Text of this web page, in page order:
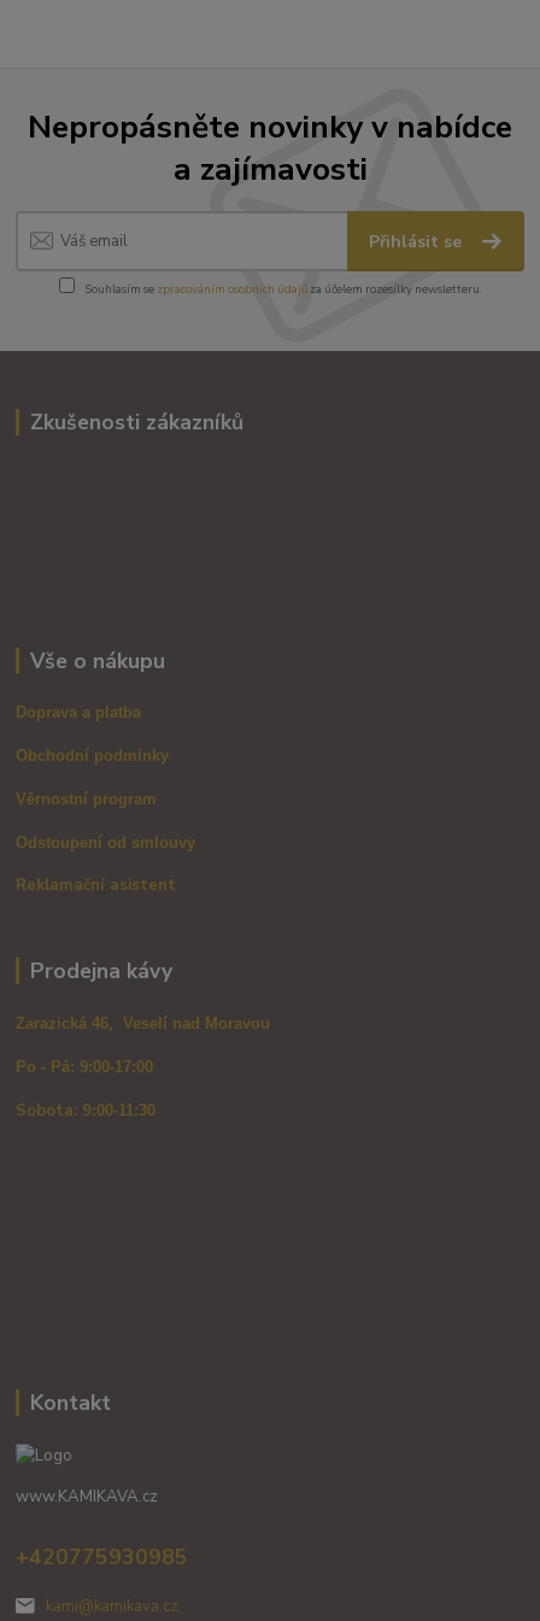
Nepropásněte novinky v nabídce
a zajímavosti
Přihlásit se
Souhlasím se zpracováním osobních údajůza účelem rozesílky newsletteru.
Zkušenosti zákazníků
Vše o nákupu
Doprava a platba
Obchodní podmínky
Věrnostní program
Odstoupení od smlouvy
Reklamační asistent
Prodejna kávy
Zarazická 46, Veselí nad Moravou
Po - Pá: 9:00-17:00
Sobota: 9:00-11:30
Kontakt
www.KAMIKAVA.cz
+420775930985
kami@kamikava.cz